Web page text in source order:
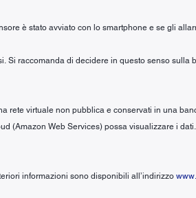
è stato avviato con lo smartphone e se gli
Si raccomanda di decidere in questo senso
rete virtuale non pubblica e conservati in una
(Amazon Web Services) possa visualizzare i
informazioni sono disponibili all’indirizzo